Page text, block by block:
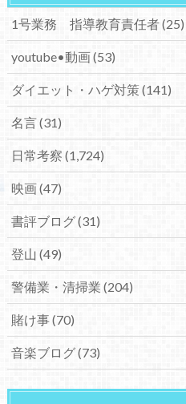
1号業務 指導教育責任者(25)
youtube•動画(53)
ダイエット・ハゲ対策(141)
名言(31)
日常考察 (1,724)
映画(47)
書評ブログ(31)
登山 (49)
警備業・清掃業 (204)
賭け事(70)
音楽ブログ(73)